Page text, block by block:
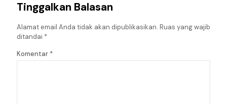
Tinggalkan Balasan
Alamat email Anda tidak akan dipublikasikan. Ruas yang wajib
ditandai *
Komentar *